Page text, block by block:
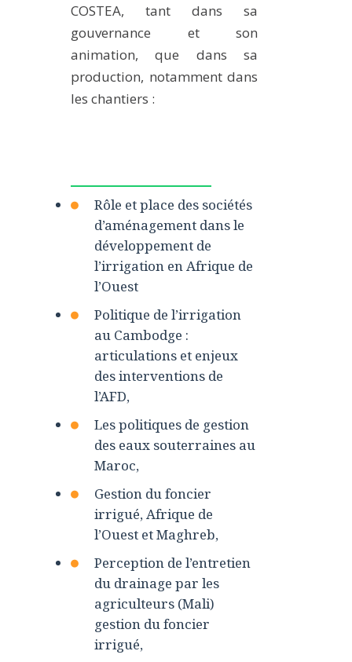
COSTEA, tant dans sa
gouvernance et son
animation, que dans sa
production, notamment dans
les chantiers :
Rôle et place des sociétés
d’aménagement dans le
développement de
l’irrigation en Afrique de
l’Ouest
Politique de l’irrigation
au Cambodge :
articulations et enjeux
des interventions de
l’AFD,
Les politiques de gestion
des eaux souterraines au
Maroc,
Gestion du foncier
irrigué, Afrique de
l’Ouest et Maghreb,
Perception de l’entretien
du drainage par les
agriculteurs (Mali)
gestion du foncier
irrigué,